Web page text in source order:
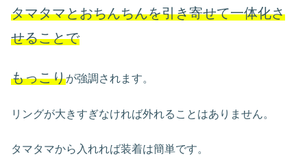
タマタマとおちんちんを引き寄せて一体化さ
せることで
もっこりが強調されます。
リングが大きすぎなければ外れることはありません。
タマタマから入れれば装着は簡単です。